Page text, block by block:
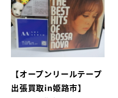
【オープンリールテープ
出張買取in姫路市】